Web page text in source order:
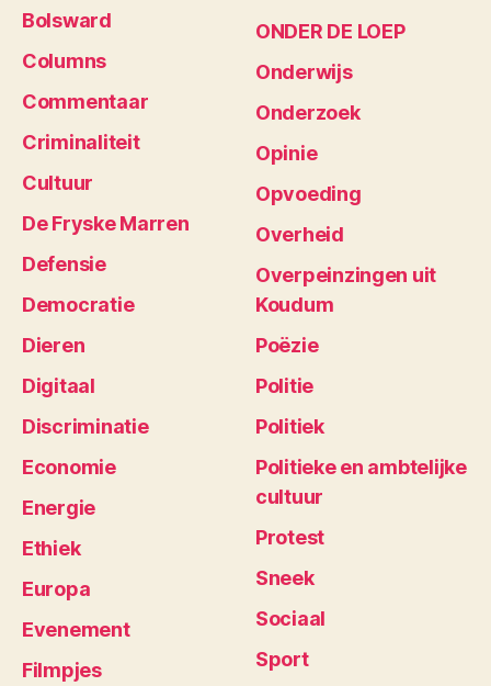
Bolsward
Columns
Commentaar
Criminaliteit
Cultuur
De Fryske Marren
Defensie
Democratie
Dieren
Digitaal
Discriminatie
Economie
Energie
Ethiek
Europa
Evenement
Filmpjes
ONDER DE LOEP
Onderwijs
Onderzoek
Opinie
Opvoeding
Overheid
Overpeinzingen uit
Koudum
Poëzie
Politie
Politiek
Politieke en ambtelijke
cultuur
Protest
Sneek
Sociaal
Sport